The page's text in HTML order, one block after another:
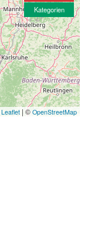
Leaflet | © OpenStreetMap
Kategorien